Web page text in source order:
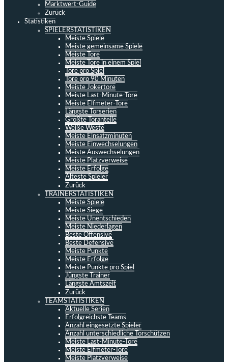
Marktwert-Guide
Zurück
Statistiken
SPIELERSTATISTIKEN
Meiste Spiele
Meiste gemeinsame Spiele
Meiste Tore
Meiste Tore in einem Spiel
Tore pro Spiel
Tore pro 90 Minuten
Meiste Jokertore
Meiste Last-Minute-Tore
Meiste Elfmeter-Tore
Längste Torserien
Größte Toranteile
Weiße Weste
Meiste Einsatzminuten
Meiste Einwechselungen
Meiste Auswechselungen
Meiste Platzverweise
Meiste Erfolge
Älteste Spieler
Zurück
TRAINERSTATISTIKEN
Meiste Spiele
Meiste Siege
Meiste Unentschieden
Meiste Niederlagen
Beste Offensive
Beste Defensive
Meiste Punkte
Meiste Erfolge
Meiste Punkte pro Spiel
Jüngste Trainer
Längste Amtszeit
Zurück
TEAMSTATISTIKEN
Aktuelle Serien
Erfolgreichste Teams
Anzahl eingesetzte Spieler
Anzahl unterschiedliche Torschützen
Meiste Last-Minute-Tore
Meiste Elfmeter-Tore
Meiste Platzverweise